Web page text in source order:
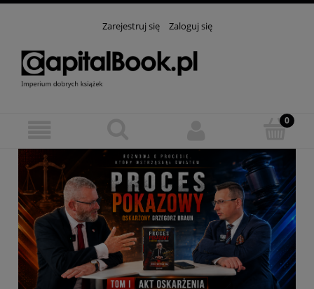
Zarejestruj się Zaloguj się